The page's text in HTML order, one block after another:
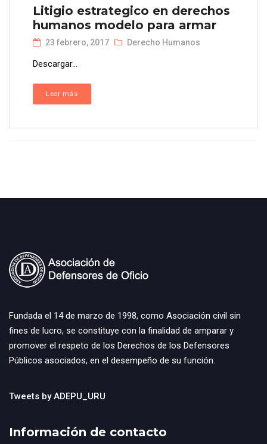
Litigio estrategico en derechos
humanos modelo para armar
23 febrero, 2017 Derecho Humanos
Descargar...
Leer más
Fundada el 14 de marzo de 1998, como Asociación civil sin
fines de lucro, se constituye con la finalidad de amparar y
promover el respeto de los Derechos de los Defensores
Públicos asociados, en el desempeño de su función.
Tweets by ADEPU_URU
Información de contacto